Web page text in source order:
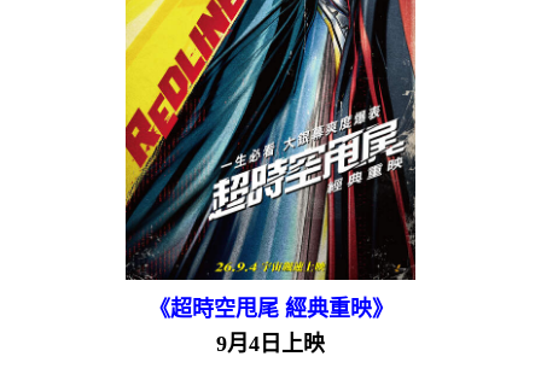
《超時空甩尾 經典重映》
9月4日上映